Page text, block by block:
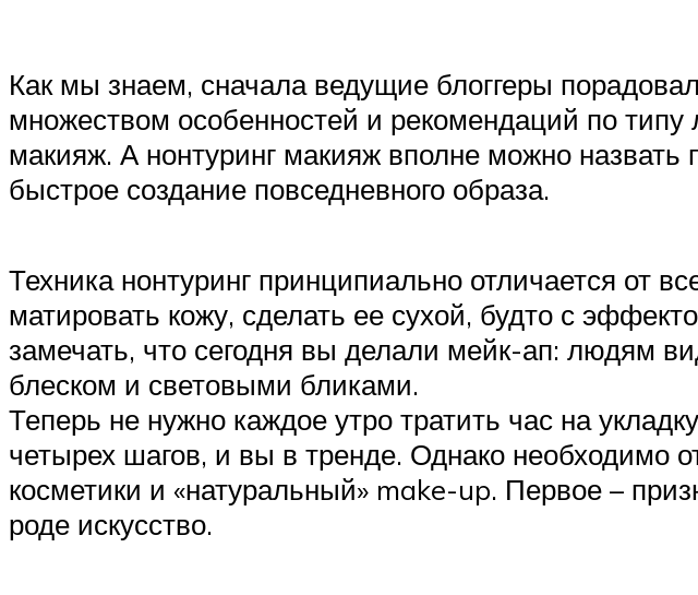
Как мы знаем, сначала ведущие блоггеры
множеством особенностей и рекомендаций по
макияж. А нонтуринг макияж вполне можно назвать
быстрое создание повседневного образа.
Техника нонтуринг принципиально отличается от
матировать кожу, сделать ее сухой, будто с
замечать, что сегодня вы делали мейк-ап: людям
блеском и световыми бликами.
Теперь не нужно каждое утро тратить час на
четырех шагов, и вы в тренде. Однако необходимо
косметики и «натуральный» make-up. Первое –
роде искусство.